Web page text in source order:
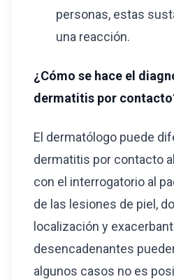
personas, estas
una reacción.
¿Cómo se hace el
dermatitis por
El dermatólogo puede
dermatitis por contacto
con el interrogatorio al
de las lesiones de piel,
localización y
desencadenantes
algunos casos no es